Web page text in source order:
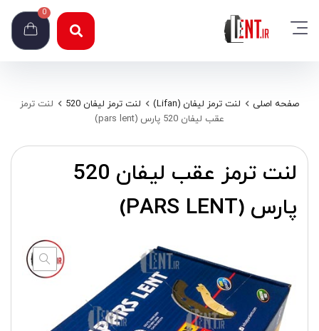
0
صفحه اصلی لنت ترمز لیفان (Lifan) لنت ترمز لیفان 520
لنت ترمز
عقب لیفان 520 پارس (pars lent)
لنت ترمز عقب لیفان 520
پارس (PARS LENT)